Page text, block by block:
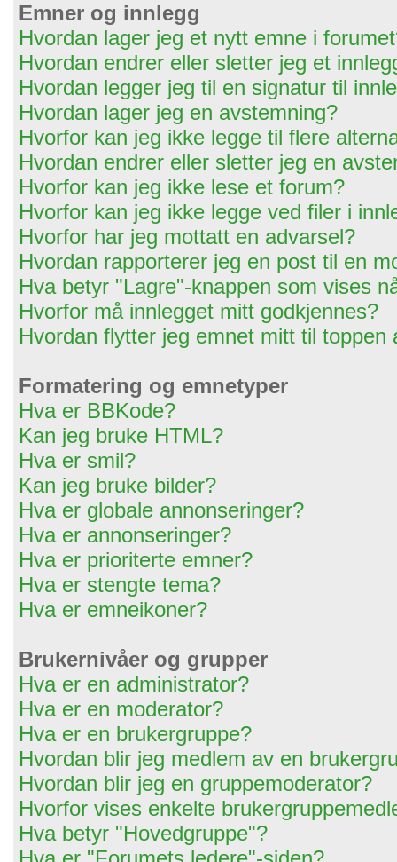
Emner og innlegg
Hvordan lager jeg et nytt emne i
Hvordan endrer eller sletter jeg et
Hvordan legger jeg til en signatur til
Hvordan lager jeg en avstemning?
Hvorfor kan jeg ikke legge til flere
Hvordan endrer eller sletter jeg en
Hvorfor kan jeg ikke lese et forum?
Hvorfor kan jeg ikke legge ved filer i
Hvorfor har jeg mottatt en advarsel?
Hvordan rapporterer jeg en post til en
Hva betyr "Lagre"-knappen som vises
Hvorfor må innlegget mitt godkjennes?
Hvordan flytter jeg emnet mitt til toppen
Formatering og emnetyper
Hva er BBKode?
Kan jeg bruke HTML?
Hva er smil?
Kan jeg bruke bilder?
Hva er globale annonseringer?
Hva er annonseringer?
Hva er prioriterte emner?
Hva er stengte tema?
Hva er emneikoner?
Brukernivåer og grupper
Hva er en administrator?
Hva er en moderator?
Hva er en brukergruppe?
Hvordan blir jeg medlem av en
Hvordan blir jeg en gruppemoderator?
Hvorfor vises enkelte
Hva betyr "Hovedgruppe"?